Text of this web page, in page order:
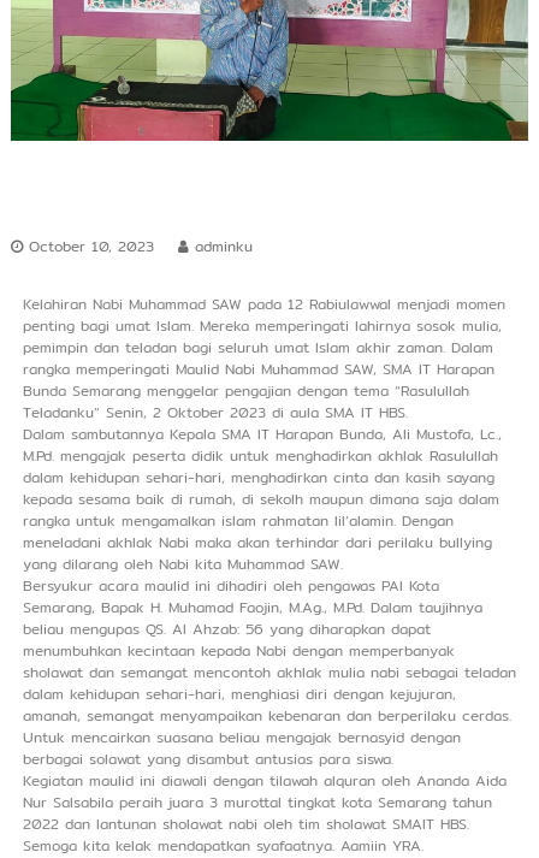
r
s
h
p
October 10, 2023 adminku
Kelahiran Nabi Muhammad SAW pada 12 Rabiulawwal menjadi momen
penting bagi umat Islam. Mereka memperingati lahirnya sosok mulia,
pemimpin dan teladan bagi seluruh umat Islam akhir zaman. Dalam
rangka memperingati Maulid Nabi Muhammad SAW, SMA IT Harapan
Bunda Semarang menggelar pengajian dengan tema “Rasulullah
Teladanku” Senin, 2 Oktober 2023 di aula SMA IT HBS.
Dalam sambutannya Kepala SMA IT Harapan Bunda, Ali Mustofa, Lc.,
M.Pd. mengajak peserta didik untuk menghadirkan akhlak Rasulullah
dalam kehidupan sehari-hari, menghadirkan cinta dan kasih sayang
kepada sesama baik di rumah, di sekolh maupun dimana saja dalam
rangka untuk mengamalkan islam rahmatan lil’alamin. Dengan
meneladani akhlak Nabi maka akan terhindar dari perilaku bullying
yang dilarang oleh Nabi kita Muhammad SAW.
Bersyukur acara maulid ini dihadiri oleh pengawas PAI Kota
Semarang, Bapak H. Muhamad Faojin, M.Ag., M.Pd. Dalam taujihnya
beliau mengupas QS. Al Ahzab: 56 yang diharapkan dapat
menumbuhkan kecintaan kepada Nabi dengan memperbanyak
sholawat dan semangat mencontoh akhlak mulia nabi sebagai teladan
dalam kehidupan sehari-hari, menghiasi diri dengan kejujuran,
amanah, semangat menyampaikan kebenaran dan berperilaku cerdas.
Untuk mencairkan suasana beliau mengajak bernasyid dengan
berbagai solawat yang disambut antusias para siswa.
Kegiatan maulid ini diawali dengan tilawah alquran oleh Ananda Aida
Nur Salsabila peraih juara 3 murottal tingkat kota Semarang tahun
2022 dan lantunan sholawat nabi oleh tim sholawat SMAIT HBS.
Semoga kita kelak mendapatkan syafaatnya. Aamiin YRA.